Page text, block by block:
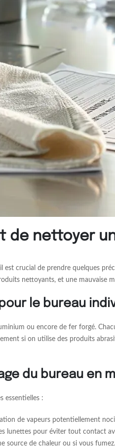
de nettoyer
crucial de prendre quelques
nettoyants, et une mauvaise
le bureau
ou encore de fer forgé.
si on utilise des produits
du bureau en
essentielles :
de vapeurs potentiellement
lunettes pour éviter tout contact
source de chaleur ou si vous fumez.